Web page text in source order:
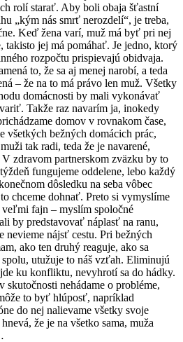
rolí starať. Aby boli obaja šťastní
„kým nás smrť nerozdelí“, je treba,
Keď žena varí, muž má byť pri nej
takisto jej má pomáhať. Je jedno, ktorý
rozpočtu prispievajú obidvaja.
to, že sa aj menej narobí, a teda
– že na to má právo len muž. Všetky
domácnosti by mali vykonávať
Takže raz navarím ja, inokedy
domov v rovnakom čase,
všetkých bežných domácich prác,
tak radi, teda že je navarené,
zdravom partnerskom zväzku by to
fungujeme oddelene, lebo každý
dôsledku na seba vôbec
chceme dohnať. Preto si vymyslíme
fajn – myslím spoločné
by predstavovať náplasť na ranu,
nevieme nájsť cestu. Pri bežných
ako ten druhý reaguje, ako sa
utužuje to náš vzťah. Eliminujú
ku konfliktu, nevyhrotí sa do hádky.
skutočnosti nehádame o probléme,
to byť hlúposť, napríklad
do nej nalievame všetky svoje
že je na všetko sama, muža